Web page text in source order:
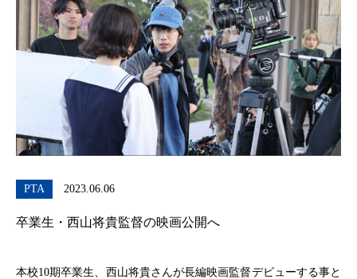
PTA 2023.06.06
卒業生・西山将貴監督の映画公開へ
本校10期卒業生、西山将貴さんが長編映画監督デビューする事と